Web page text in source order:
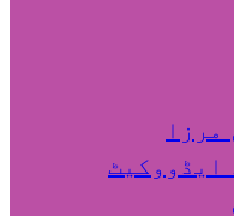
مرزا
ایڈووکیٹ